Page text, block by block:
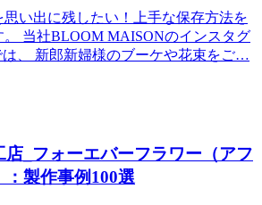
思い出に残したい！上手な保存方法を
。 当社BLOOM MAISONのインスタグ
は、 新郎新婦様のブーケや花束をご…
店_フォーエバーフラワー（アフ
：製作事例100選